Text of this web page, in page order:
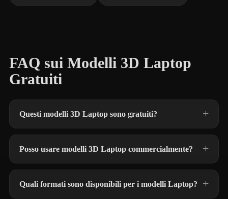
FAQ sui Modelli 3D Laptop
Gratuiti
Questi modelli 3D Laptop sono gratuiti?
Posso usare modelli 3D Laptop commercialmente?
Quali formati sono disponibili per i modelli Laptop?